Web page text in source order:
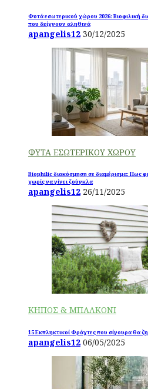
Φυτά εσωτερικού χώρου 2026: Βιοφιλική
που δείχνουν αληθινά
apangelis12 30/12/2025
ΦΥΤΑ ΕΣΩΤΕΡΙΚΟΥ ΧΩΡΟΥ
Biophilic διακόσμηση σε διαμέρισμα: Πως
χωρίς να γίνει ζούγκλα
apangelis12 26/11/2025
ΚΗΠΟΣ & ΜΠΑΛΚΟΝΙ
15 Εκπληκτικοί Φράχτες που σίγουρα θα
apangelis12 06/05/2025